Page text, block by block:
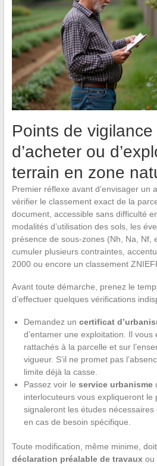
Points de
d’acheter ou
terrain en zone
Premier réflexe avant d’envisager un
vérifier le classement exact de la
document, accessible sans difficulté
modalités d’utilisation des sols, les
présence de sous-zones (Nh, Na, Nf,
cumuler plusieurs contraintes,
2000 ou encore un classement
Avant toute démarche, prenez le
d’effectuer quelques vérifications
Demandez un certificat
d’entamer une exploitation. Il vous
rattachés à la parcelle et sur
vigueur. S’il ne promet pas
limite déjà la casse.
Passez voir le service urbanisme
interlocuteurs vous expliqueront le
signaleront les études
en cas de besoin spécifique.
Toute modification, même minime, doit
déclaration préalable de travauxou